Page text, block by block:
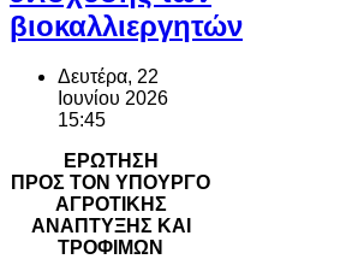
βιοκαλλιεργητών
Δευτέρα, 22
Ιουνίου 2026
15:45
ΕΡΩΤΗΣΗ
ΠΡΟΣ ΤΟΝ ΥΠΟΥΡΓΟ
ΑΓΡΟΤΙΚΗΣ
ΑΝΑΠΤΥΞΗΣ ΚΑΙ
ΤΡΟΦΙΜΩΝ